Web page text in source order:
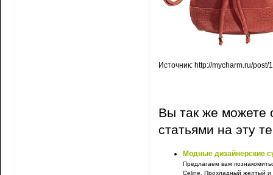
Источник: http://mycharm.ru/post/
Вы так же можете
статьями на эту
Модные дизайнерские
Предлагаем вам